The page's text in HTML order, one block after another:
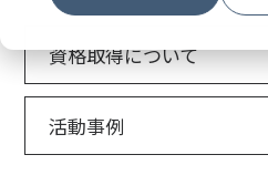
資格取得について
活動事例